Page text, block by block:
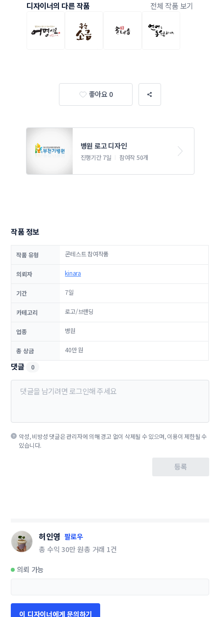
디자이너의 다른 작품 전체 작품 보기
좋아요 0
병원 로고 디자인
진행기간 7일 참여작 50개
작품 정보
작품 유형 콘테스트 참여작품
의뢰자 kinara
기간 7일
카테고리 로고/브랜딩
업종 병원
총 상금 40만 원
댓글 0
악성, 비방성 댓글은 관리자에 의해 경고 없이 삭제될 수 있으며, 이용이 제한될 수
있습니다.
등록
허인영 팔로우
총 수익 30만 원총 거래 1건
의뢰 가능
이 디자이너에게 문의하기